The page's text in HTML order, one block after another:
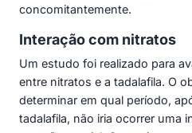
concomitantemente.
Interação com nitratos
Um estudo foi realizado para
entre nitratos e a tadalafila. O
determinar em qual período,
tadalafila, não iria ocorrer uma